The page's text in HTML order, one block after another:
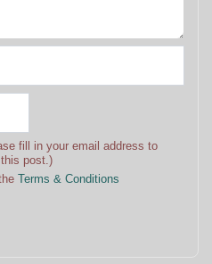
fill in your email address to
post.)
Terms & Conditions